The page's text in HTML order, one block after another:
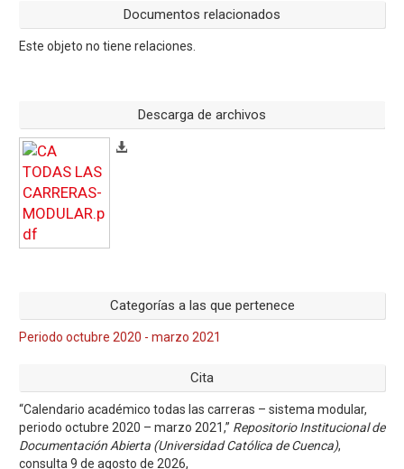
Documentos relacionados
Este objeto no tiene relaciones.
Descarga de archivos
Categorías a las que pertenece
Periodo octubre 2020 - marzo 2021
Cita
“Calendario académico todas las carreras – sistema modular,
periodo octubre 2020 – marzo 2021,” Repositorio Institucional de
Documentación Abierta (Universidad Católica de Cuenca),
consulta 9 de agosto de 2026,